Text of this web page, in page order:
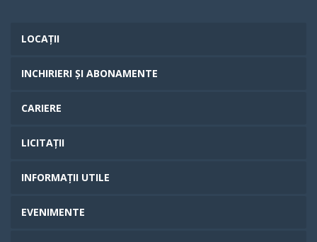
LOCAȚII
INCHIRIERI ȘI ABONAMENTE
CARIERE
LICITAȚII
INFORMAȚII UTILE
EVENIMENTE